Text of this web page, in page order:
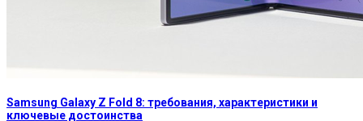
Samsung Galaxy Z Fold 8: требования, характеристики и
ключевые достоинства